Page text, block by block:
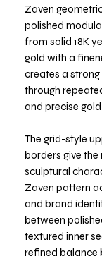
Zaven
polished
from solid 18K
gold with a
creates a
through
and precise
The grid-style
borders give the
sculptural
Zaven pattern
and brand
between
textured inner
refined balance